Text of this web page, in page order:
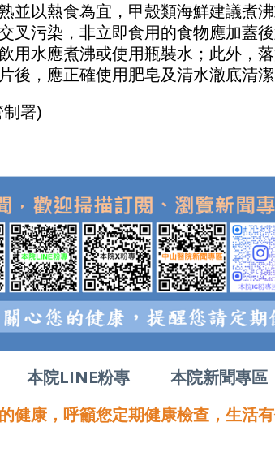
並以熱食為宜，甲殼類海鮮建議煮
叉污染，非立即食用的食物應加蓋
用水應煮沸或使用瓶裝水；此外，
後，應正確使用肥皂及清水澈底清
署)
本院LINE粉專
本院新聞專區
健康，呼籲您定期健康檢查，生活